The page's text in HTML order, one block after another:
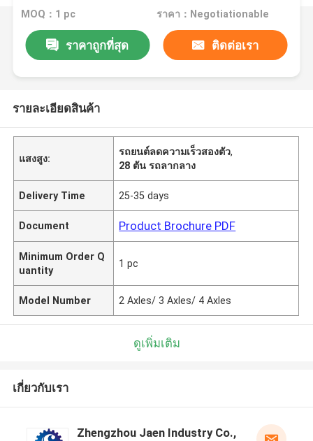
MOQ：1 pc ราคา：Negotiationable
ราคาถูกที่สุด ติดต่อเรา
รายละเอียดสินค้า
แสงสูง:
รถยนต์ลดความเร็วสองตัว,
28 ตัน รถลากลาง
Delivery Time 25-35 days
Document Product Brochure PDF
Minimum Order Q
uantity
1 pc
Model Number 2 Axles/ 3 Axles/ 4 Axles
ดูเพิ่มเติม
เกี่ยวกับเรา
Zhengzhou Jaen Industry Co.,